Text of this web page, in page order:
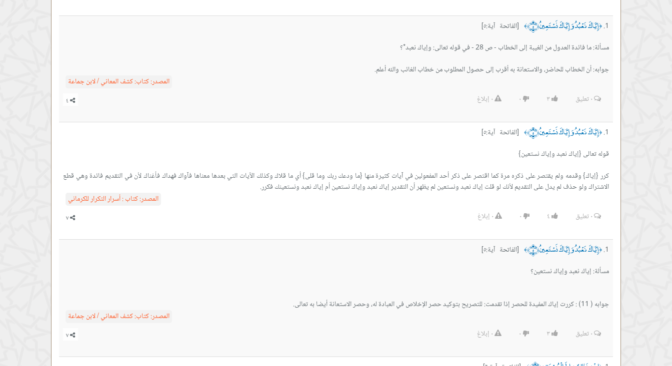
﴿إِيَّاكَ نَعْبُدُ وَإِيَّاكَ نَسْتَعِينُ ﴿٥﴾ ﴾
[الفاتحة آية:٥]
جوابه: أن الخطاب للحاضر، والاستعانة به أقرب إلى حصول المطلوب من خطاب الغائب والله أعلم.
المصدر:كتاب: كشف المعاني / لابن جماعة
٠تعليق ٣ ٠ ٠ إبلاغ
﴿إِيَّاكَ نَعْبُدُ وَإِيَّاكَ نَسْتَعِينُ ﴿٥﴾ ﴾
[الفاتحة آية:٥]
كرر {إياك} وقدمه ولم يقتصر على ذكره مرة كما اقتصر على ذكر أحد المفعولين في آيات كثيرة منها {ما ودعك ربك وما قلى} أي ما قلاك وكذلك الآيات التي بعدها معناها فآواك فهداك فأغناك لأن في التقديم فائدة وهي قطع
الاشتراك ولو حذف لم يدل على التقديم لأنك لو قلت إياك نعبد ونستعين لم يظهر أن التقدير إياك نعبد وإياك نستعين أم إياك نعبد ونستعينك فكرر.
المصدر:كتاب : أسرار التكرار للكرماني
٠تعليق ٤ ٠ ٠ إبلاغ
﴿إِيَّاكَ نَعْبُدُ وَإِيَّاكَ نَسْتَعِينُ ﴿٥﴾ ﴾
[الفاتحة آية:٥]
جوابه ( 11) : كررت إياك المفيدة للحصر إذا تقدمت: للتصريح بتوكيد حصر الإخلاص في العبادة له، وحصر الاستعانة أيضا به تعالى.
المصدر:كتاب: كشف المعاني / لابن جماعة
٠تعليق ٣ ٠ ٠ إبلاغ